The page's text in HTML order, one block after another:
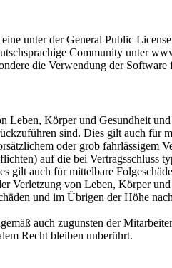
unter der General Public
Community unter
die Verwendung der
Leben, Körper und Gesundheit
sind. Dies gilt auch für
oder grob fahrlässigem
auf die bei Vertragsschluss
gilt auch für mittelbare
Verletzung von Leben, Körper
und im Übrigen der Höhe
auch zugunsten der
Recht bleiben unberührt.